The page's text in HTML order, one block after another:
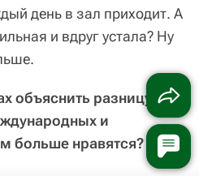
день в зал приходит. А
и вдруг устала? Ну
объяснить разницу в
и
больше нравятся?